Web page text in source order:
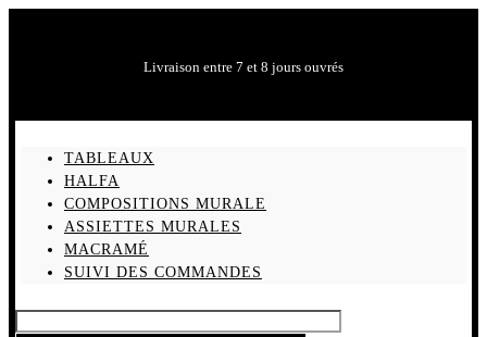
Livraison entre 7 et 8 jours ouvrés
TABLEAUX
HALFA
COMPOSITIONS MURALE
ASSIETTES MURALES
MACRAMÉ
SUIVI DES COMMANDES